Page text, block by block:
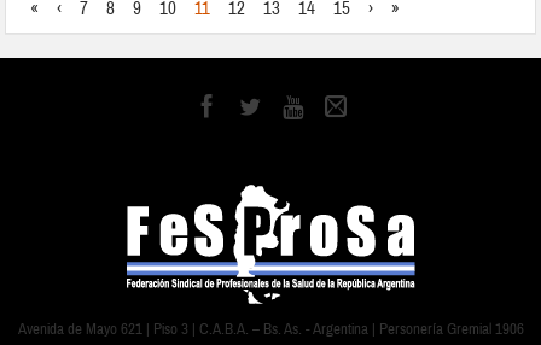
« ‹ 7 8 9 10 11 12 13 14 15 › »
Avenida de Mayo 621 | Piso 3 | C.A.B.A. – Bs. As. - Argentina | Personería Gremial 1906